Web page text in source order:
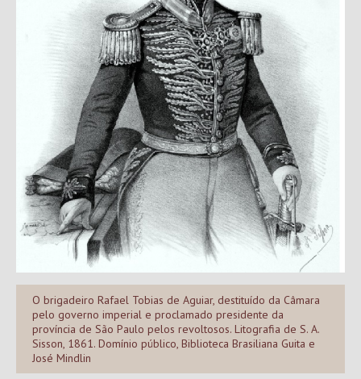
O brigadeiro Rafael Tobias de Aguiar, destituído da Câmara
pelo governo imperial e proclamado presidente da
província de São Paulo pelos revoltosos. Litografia de S. A.
Sisson, 1861. Domínio público, Biblioteca Brasiliana Guita e
José Mindlin